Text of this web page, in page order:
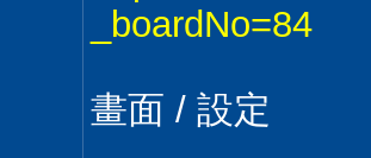
_boardNo=84
畫面 / 設定